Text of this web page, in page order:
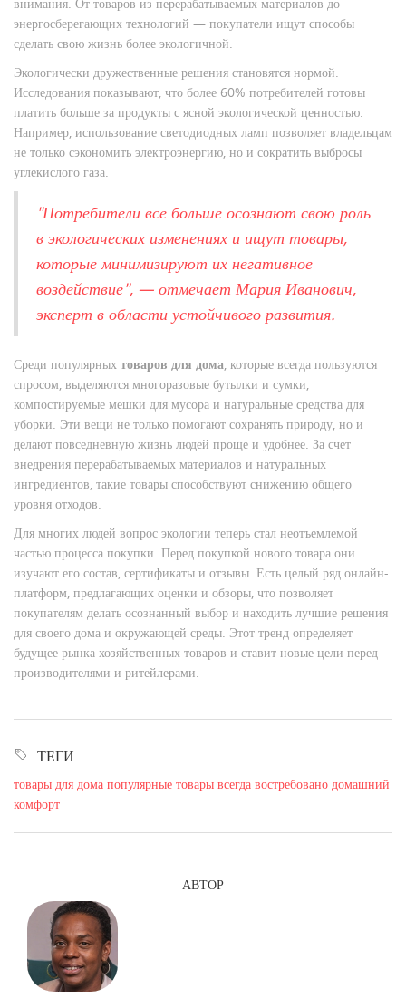
внимания. От товаров из перерабатываемых материалов до
энергосберегающих технологий — покупатели ищут способы
сделать свою жизнь более экологичной.
Экологически дружественные решения становятся нормой.
Исследования показывают, что более 60% потребителей готовы
платить больше за продукты с ясной экологической ценностью.
Например, использование светодиодных ламп позволяет владельцам
не только сэкономить электроэнергию, но и сократить выбросы
углекислого газа.
"Потребители все больше осознают свою роль
в экологических изменениях и ищут товары,
которые минимизируют их негативное
воздействие", — отмечает Мария Иванович,
эксперт в области устойчивого развития.
Среди популярных товаров для дома, которые всегда пользуются
спросом, выделяются многоразовые бутылки и сумки,
компостируемые мешки для мусора и натуральные средства для
уборки. Эти вещи не только помогают сохранять природу, но и
делают повседневную жизнь людей проще и удобнее. За счет
внедрения перерабатываемых материалов и натуральных
ингредиентов, такие товары способствуют снижению общего
уровня отходов.
Для многих людей вопрос экологии теперь стал неотъемлемой
частью процесса покупки. Перед покупкой нового товара они
изучают его состав, сертификаты и отзывы. Есть целый ряд онлайн-
платформ, предлагающих оценки и обзоры, что позволяет
покупателям делать осознанный выбор и находить лучшие решения
для своего дома и окружающей среды. Этот тренд определяет
будущее рынка хозяйственных товаров и ставит новые цели перед
производителями и ритейлерами.
ТЕГИ
товары для дома популярные товары всегда востребовано домашний
комфорт
АВТОР